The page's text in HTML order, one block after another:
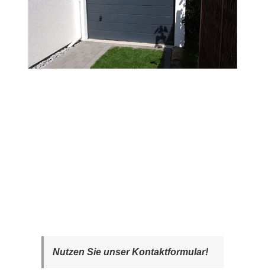
Nutzen Sie unser Kontaktformular!